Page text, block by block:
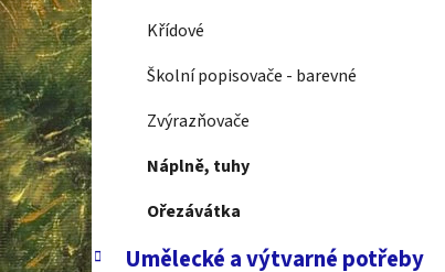
Křídové
Školní popisovače - barevné
Zvýrazňovače
Náplně, tuhy
Ořezávátka
Umělecké a výtvarné potřeby